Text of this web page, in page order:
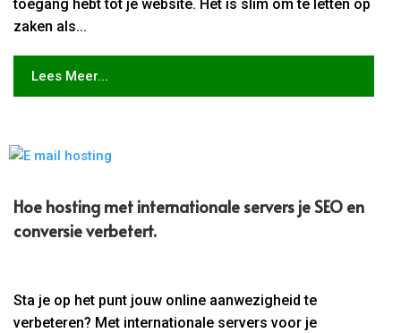
toegang hebt tot je website. Het is slim om te letten op
zaken als...
Lees Meer...
Hoe hosting met internationale servers je SEO en
conversie verbetert.​
Sta je op het punt jouw online aanwezigheid te
verbeteren? Met internationale servers voor je